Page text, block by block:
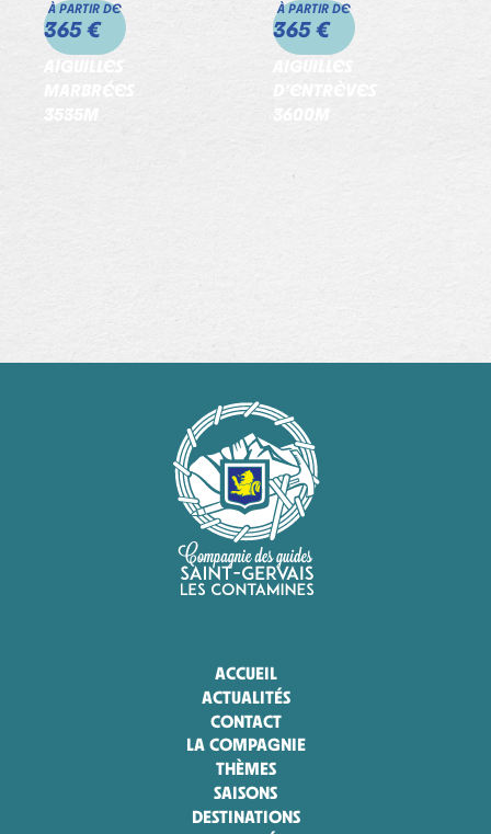
À PARTIR DE
365 €
AIGUILLES
MARBRÉES
3535M
À PARTIR DE
365 €
AIGUILLES
D’ENTRÈVES
3600M
ACCUEIL
ACTUALITÉS
CONTACT
LA COMPAGNIE
THÈMES
SAISONS
DESTINATIONS